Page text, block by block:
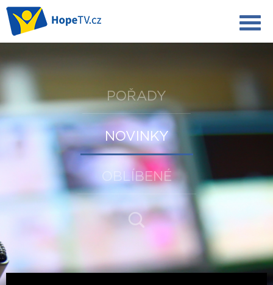
POŘADY
NOVINKY
OBLÍBENÉ